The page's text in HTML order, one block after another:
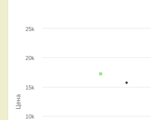
Цена
10k
15k
20k
25k